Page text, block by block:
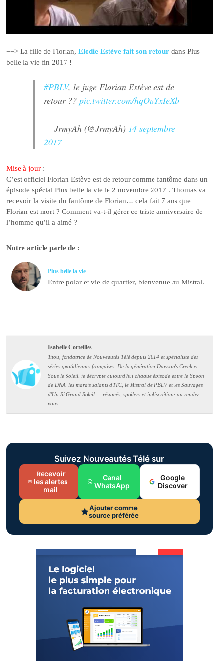
==> La fille de Florian,Elodie Estève fait son retour dans Plus
belle la vie fin 2017 !
#PBLV, le juge Florian Estève est de
retour ??pic.twitter.com/hqOuYxIeXb
— JrmyAh (@JrmyAh) 14 septembre
2017
Mise à jour :
C’est officiel Florian Estève est de retour comme fantôme dans un
épisode spécial Plus belle la vie le 2 novembre 2017 . Thomas va
recevoir la visite du fantôme de Florian… cela fait 7 ans que
Florian est mort ? Comment va-t-il gérer ce triste anniversaire de
l’homme qu’il a aimé ?
Notre article parle de :
Plus belle la vie
Entre polar et vie de quartier, bienvenue au Mistral.
Isabelle Corteilles
Titou, fondatrice de Nouveautés Télé depuis 2014 et spécialiste des
séries quotidiennes françaises. De la génération Dawson's Creek et
Sous le Soleil, je décrypte aujourd'hui chaque épisode entre le Spoon
de DNA, les marais salants d'ITC, le Mistral de PBLV et les Sauvages
d'Un Si Grand Soleil — résumés, spoilers et indiscrétions au rendez-
vous.
Suivez Nouveautés Télé sur
Recevoir
les alertes
mail
Canal
WhatsApp
Google
Discover
Ajouter comme
source préférée